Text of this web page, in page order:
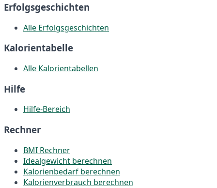
Erfolgsgeschichten
Alle Erfolgsgeschichten
Kalorientabelle
Alle Kalorientabellen
Hilfe
Hilfe-Bereich
Rechner
BMI Rechner
Idealgewicht berechnen
Kalorienbedarf berechnen
Kalorienverbrauch berechnen